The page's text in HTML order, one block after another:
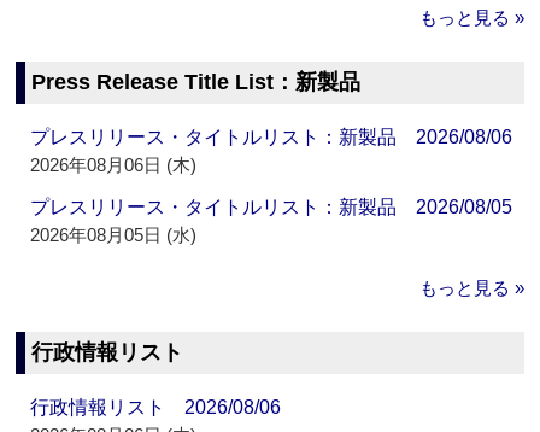
もっと見る »
Press Release Title List：新製品
プレスリリース・タイトルリスト：新製品 2026/08/06
2026年08月06日 (木)
プレスリリース・タイトルリスト：新製品 2026/08/05
2026年08月05日 (水)
もっと見る »
行政情報リスト
行政情報リスト 2026/08/06